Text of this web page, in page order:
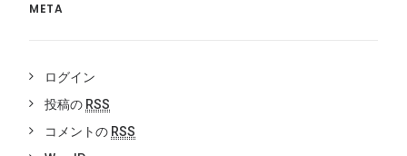
META
ログイン
投稿の RSS
コメントの RSS